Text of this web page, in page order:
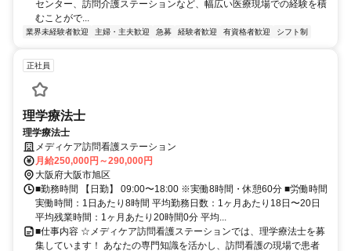
センター、訪問介護ステーションなど、幅広い医療現場での経験を積
むことがで...
業界未経験者歓迎 主婦・主夫歓迎 急募 経験者歓迎 有資格者歓迎 シフト制
正社員
理学療法士
理学療法士
メディケア訪問看護ステーション
月給250,000円～290,000円
大阪府大阪市旭区
■勤務時間 【日勤】 09:00〜18:00 ※実働8時間・休憩60分 ■労働時間
実働時間：1日あたり8時間 平均勤務日数：1ヶ月あたり18日〜20日
平均残業時間：1ヶ月あたり20時間0分 平均...
■仕事内容 ☆メディケア訪問看護ステーションでは、理学療法士を募
集しています！ あなたの専門知識を活かし、訪問看護の現場で患者